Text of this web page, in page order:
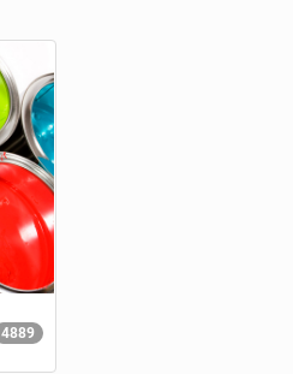
4889